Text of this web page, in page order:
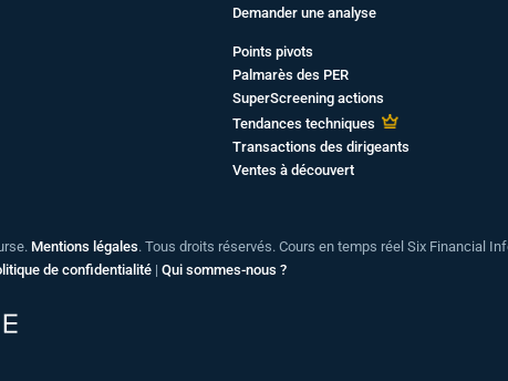
Demander une analyse
Points pivots
Palmarès des PER
SuperScreening actions
Tendances techniques
Transactions des dirigeants
Ventes à découvert
Mentions légales. Tous droits réservés. Cours en temps réel Six Financial
de confidentialité | Qui sommes-nous ?